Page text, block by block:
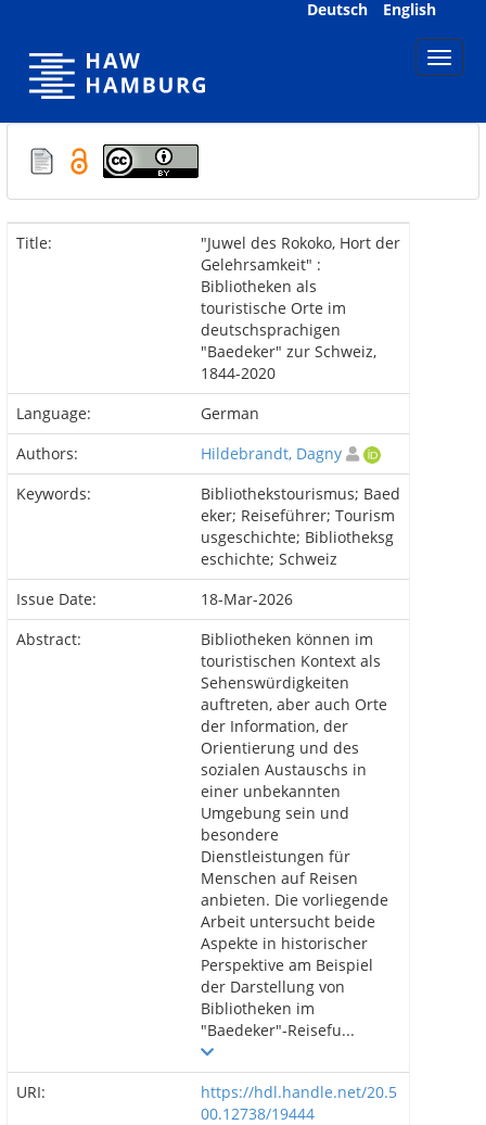
Deutsch English
Title:
"Juwel des Rokoko, Hort der
Gelehrsamkeit" :
Bibliotheken als
touristische Orte im
deutschsprachigen
"Baedeker" zur Schweiz,
1844-2020
Language:
German
Authors:
Hildebrandt, Dagny
Keywords:
Bibliothekstourismus; Baed
eker; Reiseführer; Tourism
usgeschichte; Bibliotheksg
eschichte; Schweiz
Issue Date:
18-Mar-2026
Abstract:
Bibliotheken können im
touristischen Kontext als
Sehenswürdigkeiten
auftreten, aber auch Orte
der Information, der
Orientierung und des
sozialen Austauschs in
einer unbekannten
Umgebung sein und
besondere
Dienstleistungen für
Menschen auf Reisen
anbieten. Die vorliegende
Arbeit untersucht beide
Aspekte in historischer
Perspektive am Beispiel
der Darstellung von
Bibliotheken im
"Baedeker"-Reisefu...
URI:
https://hdl.handle.net/20.5
00.12738/19444